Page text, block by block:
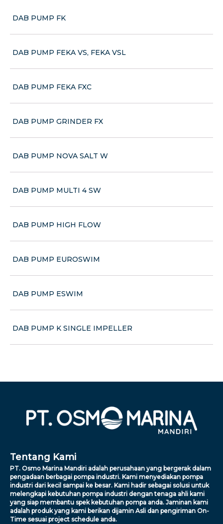
DAB PUMP FK
DAB PUMP FEKA VS, FEKA VSL
DAB PUMP FEKA FXC
DAB PUMP GRINDER FX
DAB PUMP NOVA SALT W
DAB PUMP MULTI 4 SW
DAB PUMP HIGH FLOW
DAB PUMP EUROSWIM
DAB PUMP ESWIM
DAB PUMP K SINGLE IMPELLER
Tentang Kami
PT. Osmo Marina Mandiri adalah perusahaan yang bergerak dalam
pengadaan berbagai pompa industri. Kami menyediakan pompa
industri dari kecil sampai ke besar. Kami hadir sebagai solusi untuk
melengkapi kebutuhan pompa industri dengan tenaga ahli kami
yang siap membantu spek kebutuhan pompa anda. Jaminan kami
adalah produk yang kami berikan dijamin Asli dan pengiriman On-
Time sesuai project schedule anda.